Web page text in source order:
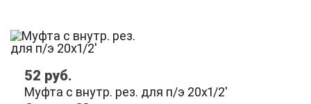
Муфта с внутр. рез. для п/э 20х1/2'
52 руб.